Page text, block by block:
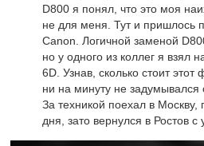
D800 я понял, что это моя
не для меня. Тут и пришлось
Canon. Логичной заменой
но у одного из коллег я взял
6D. Узнав, сколько стоит
ни на минуту не задумывался
За техникой поехал в Москву,
дня, зато вернулся в Ростов с